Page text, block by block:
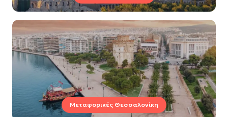
Μεταφορικές Θεσσαλονίκη